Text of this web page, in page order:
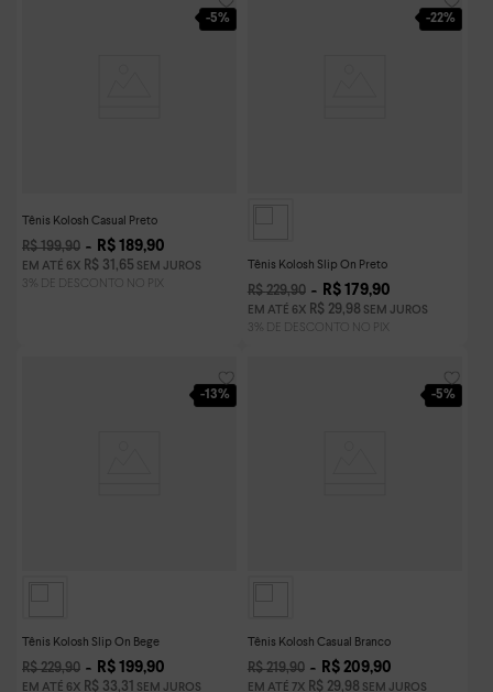
-5%
Tênis Kolosh Casual Preto
R$ 199,90 R$ 189,90
EM ATÉ 6X R$ 31 ,65 SEM JUROS
-22%
Tênis Kolosh Slip On Preto
R$ 229,90 R$ 179,90
EM ATÉ 6X R$ 29,98 SEM JUROS
-13%
Tênis Kolosh Slip On Bege
R$ 229,90 R$ 199,90
EM ATÉ 6X R$ 33,31 SEM JUROS
-5%
Tênis Kolosh Casual Branco
R$ 219,90 R$ 209,90
EM ATÉ 7X R$ 29,98 SEM JUROS